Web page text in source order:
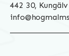
442 30, Kungälv